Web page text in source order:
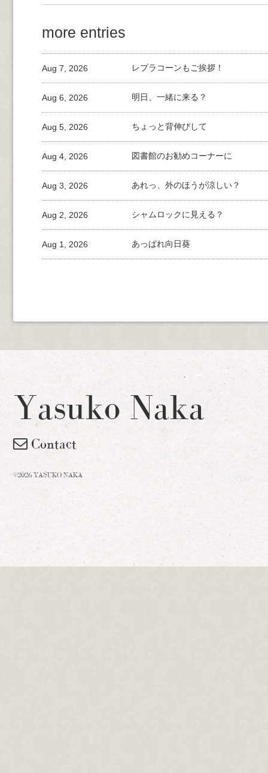
more entries
レプラコーンもご挨拶！
Aug 7, 2026
明日、一緒に来る？
Aug 6, 2026
ちょっと背伸びして
Aug 5, 2026
図書館のお勧めコーナーに
Aug 4, 2026
あれっ、外のほうが涼しい？
Aug 3, 2026
シャムロックに見える？
Aug 2, 2026
あっぱれ向日葵
Aug 1, 2026
Yasuko Naka
Contact
©2026 YASUKO NAKA